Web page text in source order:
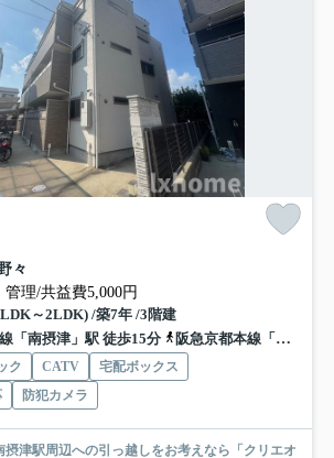
々
管理/共益費5,000円
～2LDK) /築7年 /3階建
「南摂津」駅 徒歩15分
阪急京都本線「摂津市」駅 徒歩45分
ク CATV
宅配ボックス
防犯カメラ
津駅周辺への引っ越しをお考えなら「クリエオ